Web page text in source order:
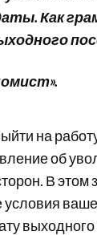
Как
на
об
В этом
условия